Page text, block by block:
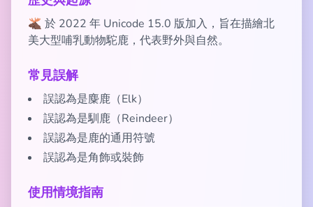
🫎 於 2022 年 Unicode 15.0 版加入，旨在描繪北
美大型哺乳動物駝鹿，代表野外與自然。
常見誤解
誤認為是麋鹿（Elk）
誤認為是馴鹿（Reindeer）
誤認為是鹿的通用符號
誤認為是角飾或裝飾
使用情境指南